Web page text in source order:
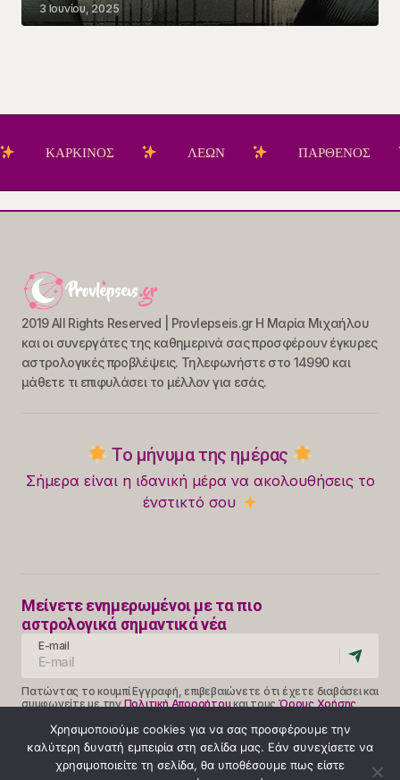
3 Ιουνίου, 2025
ΚΑΡΚΙΝΟΣ ΛΕΩΝ ΠΑΡΘΕΝΟΣ
2019 All Rights Reserved | Provlepseis.gr Η Μαρία Μιχαήλου
και οι συνεργάτες της καθημερινά σας προσφέρουν έγκυρες
αστρολογικές προβλέψεις. Τηλεφωνήστε στο 14990 και
μάθετε τι επιφυλάσει το μέλλον για εσάς.
Το μήνυμα της ημέρας
Σήμερα είναι η ιδανική μέρα να ακολουθήσεις το
ένστικτό σου
Μείνετε ενημερωμένοι με τα πιο
αστρολογικά σημαντικά νέα
E-mail
Πατώντας το κουμπί Εγγραφή, επιβεβαιώνετε ότι έχετε διαβάσει και
συμφωνείτε με τηνΠολιτική Απορρήτουκαι τουςΌρους Χρήσης
Χρησιμοποιούμε cookies για να σας προσφέρουμε την
καλύτερη δυνατή εμπειρία στη σελίδα μας. Εάν συνεχίσετε να
χρησιμοποιείτε τη σελίδα, θα υποθέσουμε πως είστε